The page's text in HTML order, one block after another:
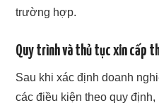
trường hợp.
Quy trình và thủ tục xin cấp
Sau khi xác định doanh
các điều kiện theo quy